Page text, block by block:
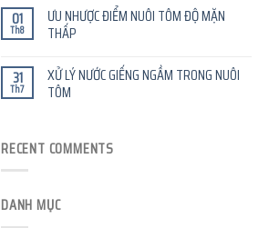
01
Th8
ƯU NHƯỢC ĐIỂM NUÔI TÔM ĐỘ MẶN
THẤP
31
Th7
XỬ LÝ NƯỚC GIẾNG NGẦM TRONG NUÔI
TÔM
RECENT COMMENTS
DANH MỤC